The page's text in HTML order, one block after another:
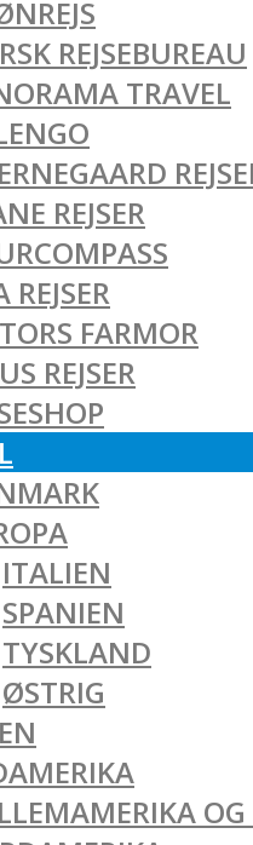
REJSEBUREAU
TRAVEL
REJSER
REJSER
FARMOR
REJSER
ITALIEN
SPANIEN
TYSKLAND
ØSTRIG